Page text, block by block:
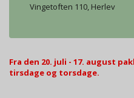
Vingetoften 110, Herlev
Fra den 20. juli - 17. august
tirsdage og torsdage.